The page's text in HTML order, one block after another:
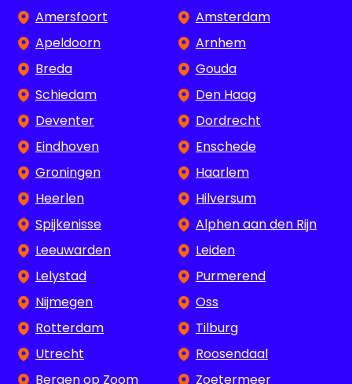
Amersfoort
Amsterdam
Apeldoorn
Arnhem
Breda
Gouda
Schiedam
Den Haag
Deventer
Dordrecht
Eindhoven
Enschede
Groningen
Haarlem
Heerlen
Hilversum
Spijkenisse
Alphen aan den Rijn
Leeuwarden
Leiden
Lelystad
Purmerend
Nijmegen
Oss
Rotterdam
Tilburg
Utrecht
Roosendaal
Bergen op Zoom
Zoetermeer